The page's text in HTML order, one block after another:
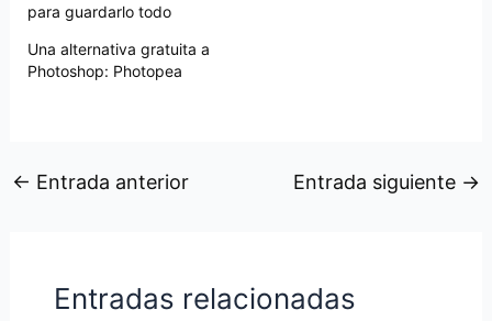
para guardarlo todo
Una alternativa gratuita a
Photoshop: Photopea
← Entrada anterior Entrada siguiente →
Entradas relacionadas